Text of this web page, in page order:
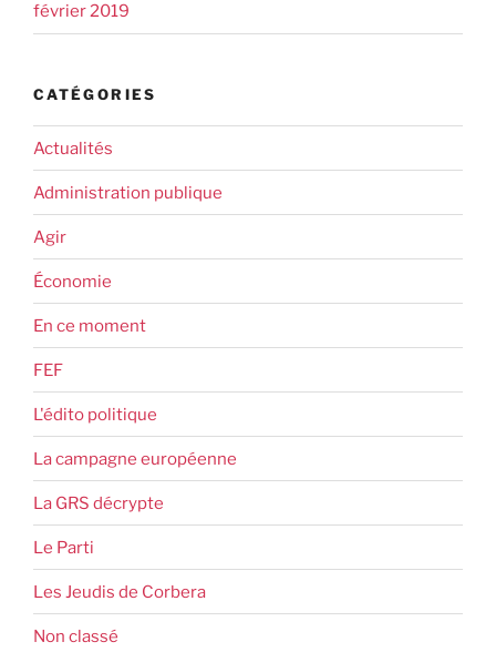
février 2019
CATÉGORIES
Actualités
Administration publique
Agir
Économie
En ce moment
FEF
L'édito politique
La campagne européenne
La GRS décrypte
Le Parti
Les Jeudis de Corbera
Non classé